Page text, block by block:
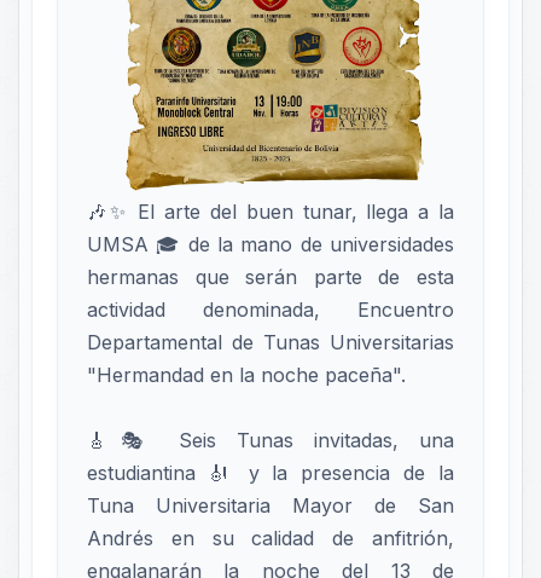
🎶✨ El arte del buen tunar, llega a la
UMSA 🎓 de la mano de universidades
hermanas que serán parte de esta
actividad denominada, Encuentro
Departamental de Tunas Universitarias
"Hermandad en la noche paceña".
🎸🎭 Seis Tunas invitadas, una
estudiantina 🎻 y la presencia de la
Tuna Universitaria Mayor de San
Andrés en su calidad de anfitrión,
engalanarán la noche del 13 de